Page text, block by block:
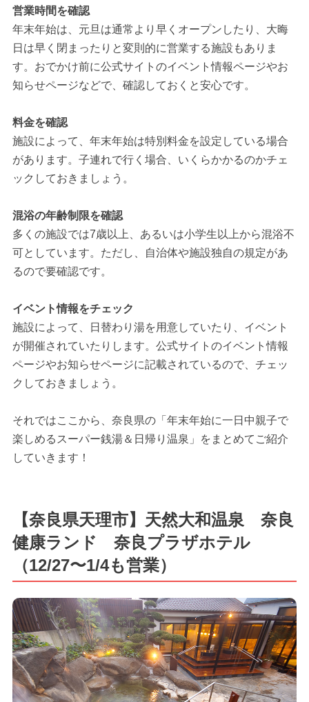
営業時間を確認
年末年始は、元旦は通常より早くオープンしたり、大晦
日は早く閉まったりと変則的に営業する施設もありま
す。おでかけ前に公式サイトのイベント情報ページやお
知らせページなどで、確認しておくと安心です。
料金を確認
施設によって、年末年始は特別料金を設定している場合
があります。子連れで行く場合、いくらかかるのかチェ
ックしておきましょう。
混浴の年齢制限を確認
多くの施設では7歳以上、あるいは小学生以上から混浴不
可としています。ただし、自治体や施設独自の規定があ
るので要確認です。
イベント情報をチェック
施設によって、日替わり湯を用意していたり、イベント
が開催されていたりします。公式サイトのイベント情報
ページやお知らせページに記載されているので、チェッ
クしておきましょう。
それではここから、奈良県の「年末年始に一日中親子で
楽しめるスーパー銭湯＆日帰り温泉」をまとめてご紹介
していきます！
【奈良県天理市】天然大和温泉 奈良
健康ランド 奈良プラザホテル
（12/27〜1/4も営業）